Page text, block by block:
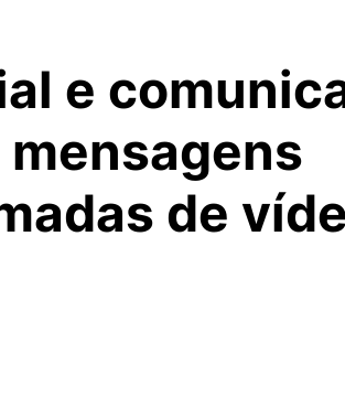
e
de